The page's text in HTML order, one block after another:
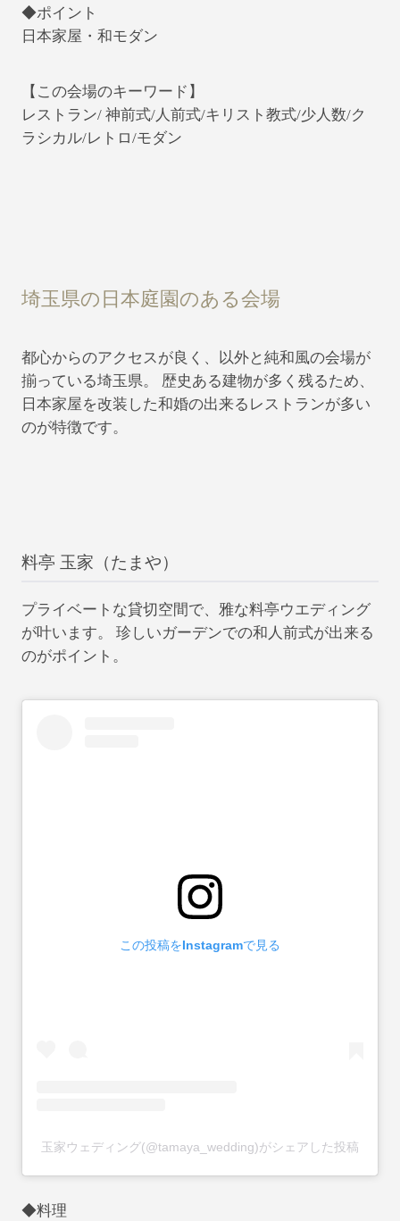
◆ポイント
日本家屋・和モダン
【この会場のキーワード】
レストラン/ 神前式/人前式/キリスト教式/少人数/ク
ラシカル/レトロ/モダン
埼玉県の日本庭園のある会場
都心からのアクセスが良く、以外と純和風の会場が
揃っている埼玉県。 歴史ある建物が多く残るため、
日本家屋を改装した和婚の出来るレストランが多い
のが特徴です。
料亭 玉家（たまや）
プライベートな貸切空間で、雅な料亭ウエディング
が叶います。 珍しいガーデンでの和人前式が出来る
のがポイント。
この投稿をInstagramで見る
玉家ウェディング(@tamaya_wedding)がシェアした投稿
◆料理